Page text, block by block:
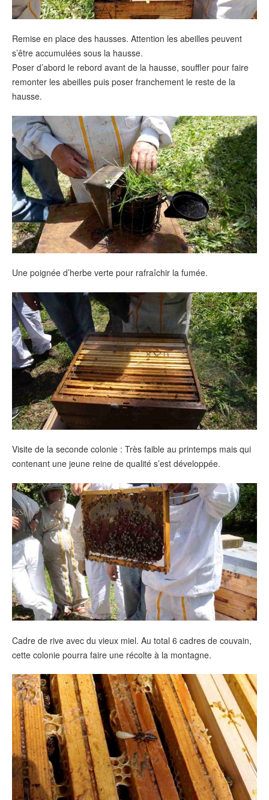
Remise en place des hausses. Attention les abeilles peuvent
s’être accumulées sous la hausse.
Poser d’abord le rebord avant de la hausse, souffler pour faire
remonter les abeilles puis poser franchement le reste de la
hausse.
Une poignée d’herbe verte pour rafraîchir la fumée.
Visite de la seconde colonie : Très faible au printemps mais qui
contenant une jeune reine de qualité s’est développée.
Cadre de rive avec du vieux miel. Au total 6 cadres de couvain,
cette colonie pourra faire une récolte à la montagne.